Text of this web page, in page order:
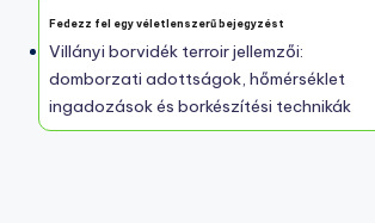
Fedezz fel egy véletlenszerű bejegyzést
Villányi borvidék terroir jellemzői:
domborzati adottságok, hőmérséklet
ingadozások és borkészítési technikák